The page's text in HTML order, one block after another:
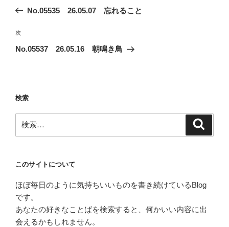
ビ
ゲ
ン
の
稿
No.05535 26.05.07 忘れること
次
の
次
No.05537 26.05.16 朝鳴き鳥
検索
索:
このサイトについて
ほぼ毎日のように気持ちいいものを書き続けているBlog
です。
あなたの好きなことばを検索すると、何かいい内容に出
会えるかもしれません。